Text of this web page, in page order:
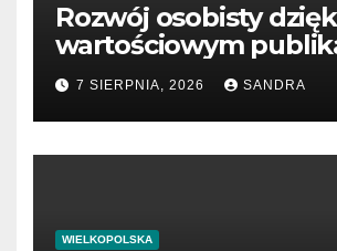
Rozwój osobisty
wartościowym
7 SIERPNIA, 2026 SANDRA
WIELKOPOLSKA